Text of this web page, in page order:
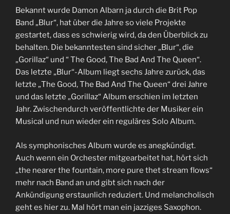
Bekannt wurde Damon Albarn ja durch die Brit Pop
Band „Blur“, hat über die Jahre so viele Projekte
gestartet, dass es schwierig wird, da den Überblick zu
behalten. Die bekanntesten sind sicher „Blur“, die
„Gorillaz“ und “ The Good, The Bad And The Queen“.
Das letzte „Blur“-Album liegt sechs Jahre zurück, das
letzte „The Good, The Bad And The Queen“ drei Jahre
und das letzte „Gorillaz“ Album erschien im letzten
Jahr. Zwischendurch veröffentlichte der Musiker ein
Musical und nun wieder ein reguläres Solo Album.
Als symphonisches Album wurde es anegkündigt.
Auch wenn ein Orchester mitgearbeitet hat, hört sich
„the nearer the fountain, more pure thet stream flows“
mehr nach Band an und gibt sich nach der
Ankündigung erstaunlich reduziert. Und melancholisch
geht es hier zu. Mal hört man ein jazziges Saxophon.